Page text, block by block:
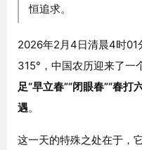
恒追求。
2026年2月4日清晨4时01
315°，中国农历迎来了
足“早立春”“闭眼春”“春
遇。
这一天的特殊之处在于，